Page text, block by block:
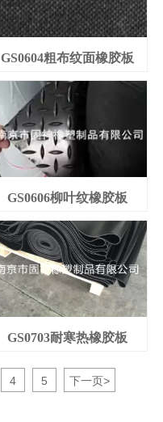
GS0604粗布纹面橡胶板
GS0606柳叶纹橡胶板
GS0703耐寒热橡胶板
4 5 下一页>